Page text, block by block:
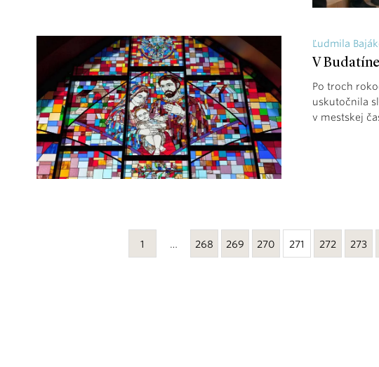
Ľudmila
V
Po troch
uskutočnila
v mestskej
1 … 268 269 270 271 272 273